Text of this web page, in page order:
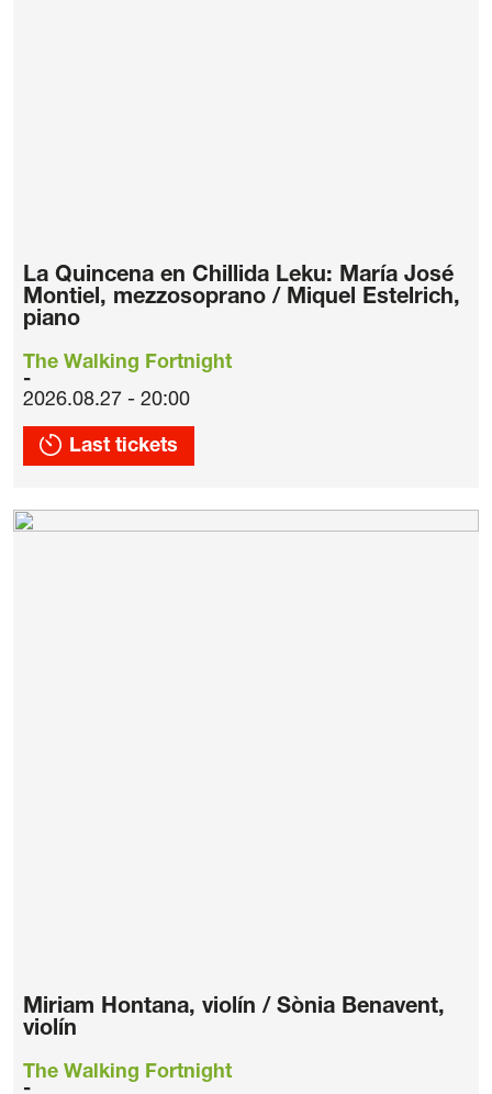
La Quincena en Chillida Leku: María José
Montiel, mezzosoprano / Miquel Estelrich,
piano
The Walking Fortnight
2026.08.27 - 20:00
Last tickets
Miriam Hontana, violín / Sònia Benavent,
violín
The Walking Fortnight